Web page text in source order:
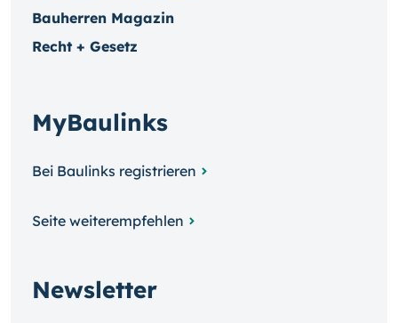
Bauherren Magazin
Recht + Gesetz
MyBaulinks
Bei Baulinks registrieren
Seite weiterempfehlen
Newsletter